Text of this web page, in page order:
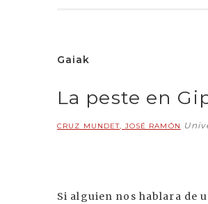
Gaiak
La peste en
CRUZ MUNDET, JOSÉ RAMÓN
Si alguien nos hablara de